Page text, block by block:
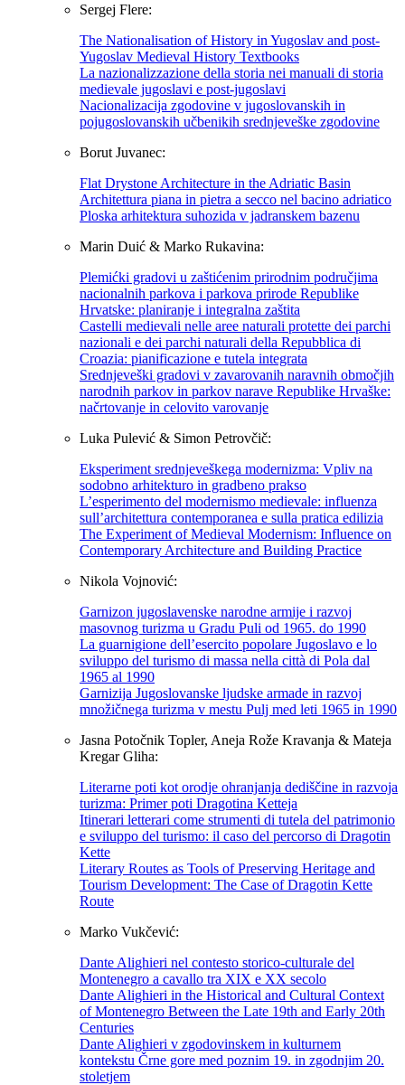
Sergej Flere:
The Nationalisation of History in Yugoslav and post-
Yugoslav Medieval History Textbooks
La nazionalizzazione della storia nei manuali di storia
medievale jugoslavi e post-jugoslavi
Nacionalizacija zgodovine v jugoslovanskih in
pojugoslovanskih učbenikih srednjeveške zgodovine
Borut Juvanec:
Flat Drystone Architecture in the Adriatic Basin
Architettura piana in pietra a secco nel bacino adriatico
Ploska arhitektura suhozida v jadranskem bazenu
Marin Duić & Marko Rukavina:
Plemićki gradovi u zaštićenim prirodnim područjima
nacionalnih parkova i parkova prirode Republike
Hrvatske: planiranje i integralna zaštita
Castelli medievali nelle aree naturali protette dei parchi
nazionali e dei parchi naturali della Repubblica di
Croazia: pianificazione e tutela integrata
Srednjeveški gradovi v zavarovanih naravnih območjih
narodnih parkov in parkov narave Republike Hrvaške:
načrtovanje in celovito varovanje
Luka Pulević & Simon Petrovčič:
Eksperiment srednjeveškega modernizma: Vpliv na
sodobno arhitekturo in gradbeno prakso
L’esperimento del modernismo medievale: influenza
sull’architettura contemporanea e sulla pratica edilizia
The Experiment of Medieval Modernism: Influence on
Contemporary Architecture and Building Practice
Nikola Vojnović:
Garnizon jugoslavenske narodne armije i razvoj
masovnog turizma u Gradu Puli od 1965. do 1990
La guarnigione dell’esercito popolare Jugoslavo e lo
sviluppo del turismo di massa nella città di Pola dal
1965 al 1990
Garnizija Jugoslovanske ljudske armade in razvoj
množičnega turizma v mestu Pulj med leti 1965 in 1990
Jasna Potočnik Topler, Aneja Rože Kravanja & Mateja
Kregar Gliha:
Literarne poti kot orodje ohranjanja dediščine in razvoja
turizma: Primer poti Dragotina Ketteja
Itinerari letterari come strumenti di tutela del patrimonio
e sviluppo del turismo: il caso del percorso di Dragotin
Kette
Literary Routes as Tools of Preserving Heritage and
Tourism Development: The Case of Dragotin Kette
Route
Marko Vukčević:
Dante Alighieri nel contesto storico-culturale del
Montenegro a cavallo tra XIX e XX secolo
Dante Alighieri in the Historical and Cultural Context
of Montenegro Between the Late 19th and Early 20th
Centuries
Dante Alighieri v zgodovinskem in kulturnem
kontekstu Črne gore med poznim 19. in zgodnjim 20.
stoletjem